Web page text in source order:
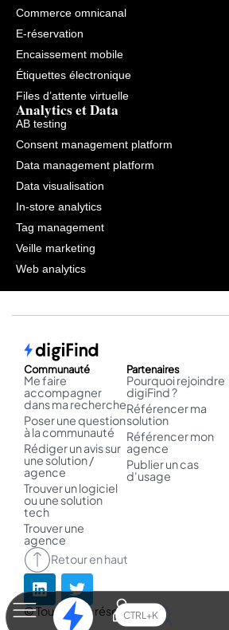
CTRL+K
Commerce omnicanal
E-réservation
Encaissement mobile
Étiquettes électronique
Files d’attente virtuelle
Analytics et Data
AB testing
Consent management platform
Data management platform
Data visualisation
In-store analytics
Tag management
Veille marketing
Web analytics
Communauté
Me faire
accompagner
dans ma recherche
Poser une question
à la communauté
Rédiger un avis sur
une solution /
agence
Trouver un logiciel
ou une solution
tech
Trouver une
agence
Partenaires
Pourquoi rejoindre
digiFind ?
Référencer ma
solution
Référencer mon
agence
Publier un cas
d'usage
Retour en haut
© Tous droits réservés.